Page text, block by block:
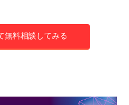
無料相談してみる